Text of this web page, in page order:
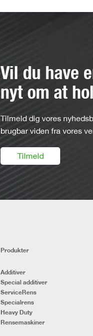
Vil du have
nyt om at
Tilmeld dig vores
brugbar viden fra vores
Tilmeld
Produkter
Additiver
Special additiver
ServiceRens
Specialrens
Heavy Duty
Rensemaskiner